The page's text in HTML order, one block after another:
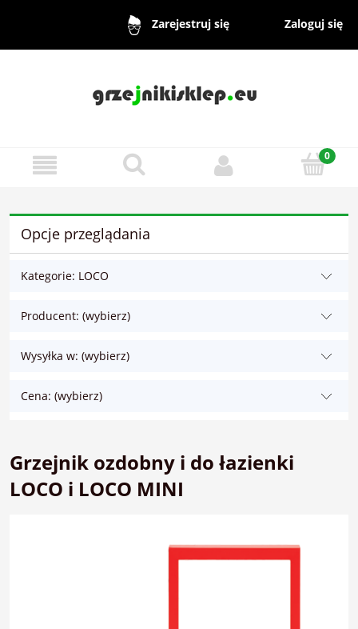
Zarejestruj się Zaloguj się
Opcje przeglądania
Kategorie: LOCO
Producent: (wybierz)
Wysyłka w: (wybierz)
Cena: (wybierz)
Grzejnik ozdobny i do łazienki
LOCO i LOCO MINI